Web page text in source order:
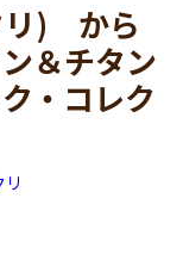
リ) から
＆チタン
・コレク